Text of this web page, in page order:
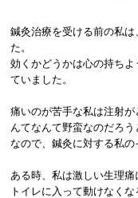
鍼灸治療を受ける前の私
た。
効くかどうかは心の持ち
ていました。
痛いのが苦手な私は注射
んてなんて野蛮なのだろう
なので、鍼灸に対する私の
ある時、私は激しい生理痛
トイレに入って動けなく